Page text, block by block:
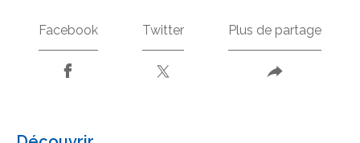
Facebook Twitter Plus de partage